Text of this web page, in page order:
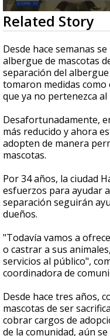
0
seconds
of
3
minutes,
37
seconds
Related Story
Desde hace semanas
albergue de mascotas
separación del
tomaron medidas
que ya no pertenezca al
Desafortunadamente,
más reducido y ahora
adopten de manera
mascotas.
Por 34 años, la ciudad
esfuerzos para ayudar
separación seguirán
dueños.
"Todavía vamos a
o castrar a sus
servicios al público",
coordinadora de
Desde hace tres años,
mascotas de ser
cobrar cargos de
de la comunidad, aún